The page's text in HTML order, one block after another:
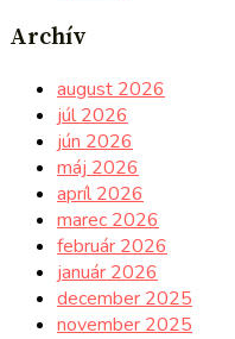
Archív
august 2026
júl 2026
jún 2026
máj 2026
apríl 2026
marec 2026
február 2026
január 2026
december 2025
november 2025